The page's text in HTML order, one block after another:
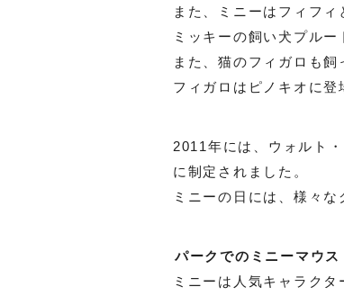
また、ミニーはフィフィ
ミッキーの飼い犬プルー
また、猫のフィガロも飼
フィガロはピノキオに登
2011年には、ウォルト
に制定されました。
ミニーの日には、様々な
パークでのミニーマウス
ミニーは人気キャラク